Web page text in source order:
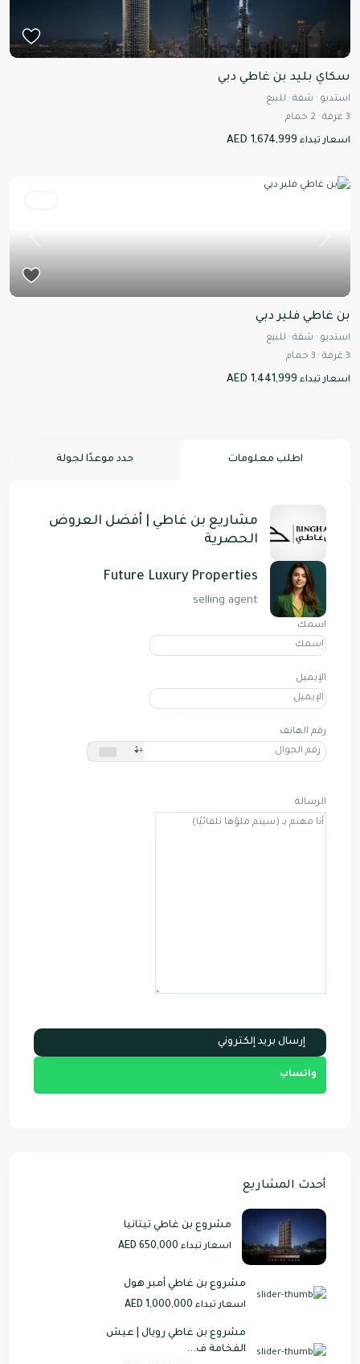
سكاي بليد بن غاطي دبي
استديو · شقة · للبيع
3 غرفة ·
2 حمام
اسعار تبداء AED 1,674,999
بن غاطي فلير دبي
استديو · شقة · للبيع
3 غرفة ·
3 حمام
اسعار تبداء AED 1,441,999
اطلب معلومات حدد موعدًا لجولة
مشاريع بن غاطي | أفضل العروض
الحصرية
Future Luxury Properties
selling agent
اسمك
الإيميل
رقم الهاتف
+1
الرسالة
واتساب
أحدث المشاريع
مشروع بن غاطي تيتانيا
اسعار تبداء AED 650,000
مشروع بن غاطي أمبر هول
اسعار تبداء AED 1,000,000
مشروع بن غاطي رويال | عيش
الفخامة ف...